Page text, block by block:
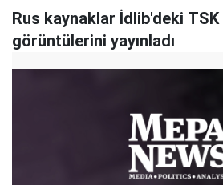
Rus kaynaklar İdlib'deki
görüntülerini yayınladı